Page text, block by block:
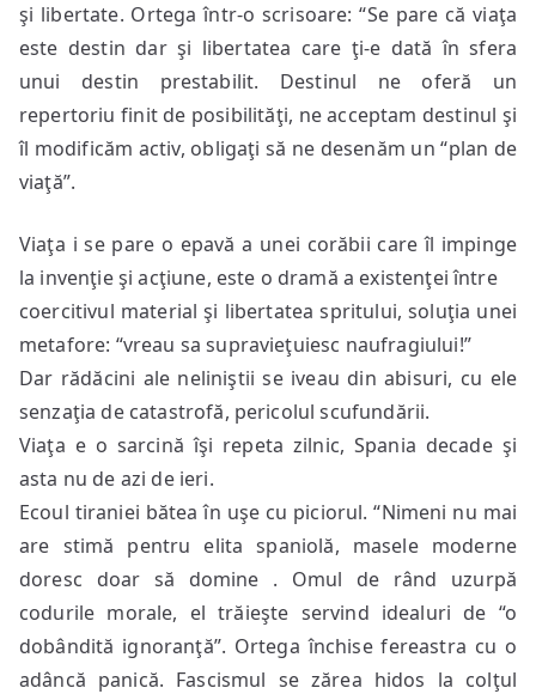
şi libertate. Ortega într-o scrisoare: “Se pare că viaţa
este destin dar şi libertatea care ţi-e dată în sfera
unui destin prestabilit. Destinul ne oferă un
repertoriu finit de posibilităţi, ne acceptam destinul şi
îl modificăm activ, obligaţi să ne desenăm un “plan de
viaţă”.
Viaţa i se pare o epavă a unei corăbii care îl impinge
la invenţie şi acţiune, este o dramă a existenţei între
coercitivul material şi libertatea spritului, soluţia unei
metafore: “vreau sa supravieţuiesc naufragiului!”
Dar rădăcini ale neliniştii se iveau din abisuri, cu ele
senzaţia de catastrofă, pericolul scufundării.
Viaţa e o sarcină îşi repeta zilnic, Spania decade şi
asta nu de azi de ieri.
Ecoul tiraniei bătea în uşe cu piciorul. “Nimeni nu mai
are stimă pentru elita spaniolă, masele moderne
doresc doar să domine . Omul de rând uzurpă
codurile morale, el trăieşte servind idealuri de “o
dobândită ignoranţă”. Ortega închise fereastra cu o
adâncă panică. Fascismul se zărea hidos la colţul